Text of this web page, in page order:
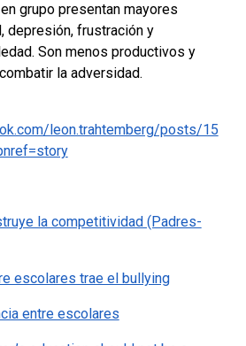
grupo presentan mayores
depresión, frustración y
Son menos productivos y
la adversidad.
leon.trahtemberg/posts/15
la competitividad (Padres-
escolares trae el bullying
entre escolares